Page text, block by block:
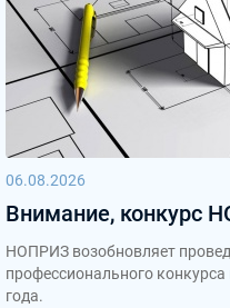
06.08.2026
Внимание, конкурс
НОПРИЗ возобновляет
профессионального
года.